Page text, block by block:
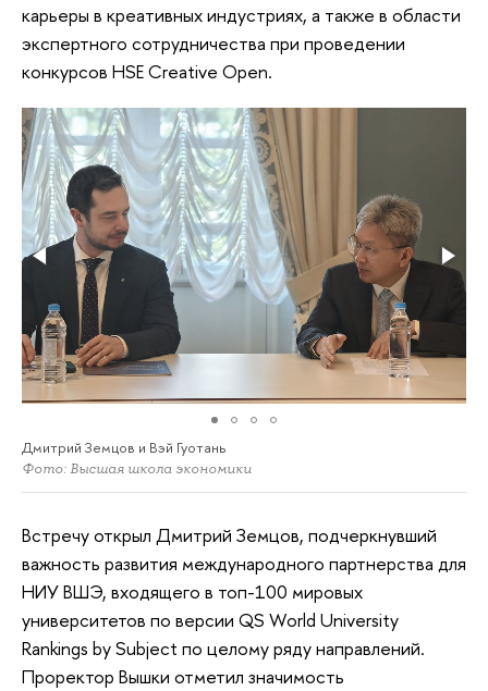
карьеры в креативных индустриях, а также в области
экспертного сотрудничества при проведении
конкурсов HSE Creative Open.
Дмитрий Земцов и Вэй Гуотань
Фото: Высшая школа экономики
Встречу открыл Дмитрий Земцов, подчеркнувший
важность развития международного партнерства для
НИУ ВШЭ, входящего в топ-100 мировых
университетов по версии QS World University
Rankings by Subject по целому ряду направлений.
Проректор Вышки отметил значимость